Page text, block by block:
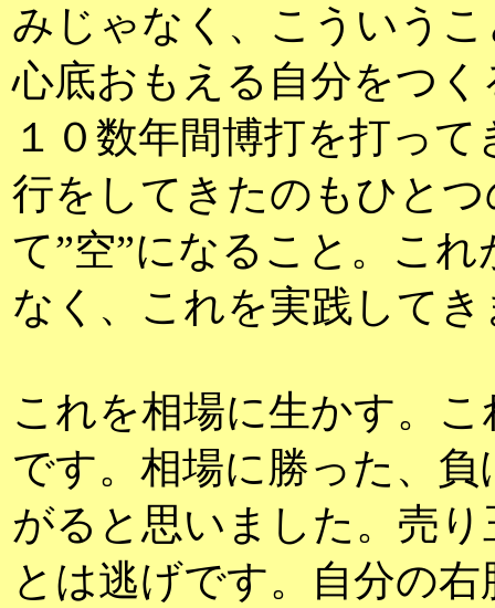
みじゃなく、こういう
心底おもえる自分をつ
１０数年間博打を打っ
行をしてきたのもひと
て”空”になること。こ
なく、これを実践して
これを相場に生かす。
です。相場に勝った、
がると思いました。売
とは逃げです。自分の